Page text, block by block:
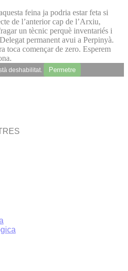
feina ja podria estar feta si
de l’anterior cap de l’Arxiu,
un tècnic perquè inventariés i
permanent avui a Perpinyà.
toca començar de zero. Esperem
deshabilitat. Permetre